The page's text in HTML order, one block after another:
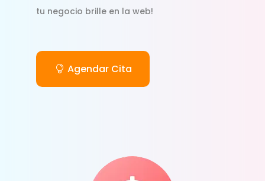
tu negocio brille en la web!
Agendar Cita